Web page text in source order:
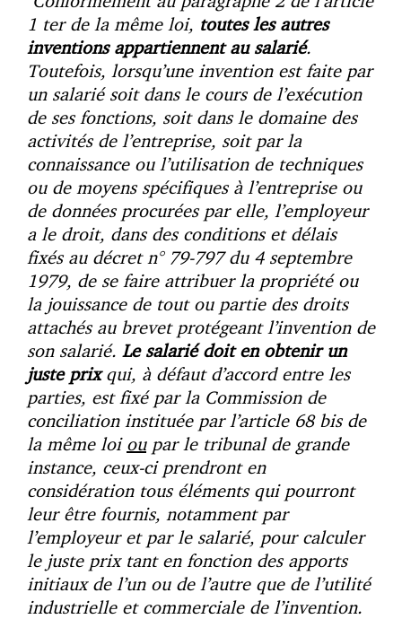
1 ter de la même loi, toutes les autres
inventions appartiennent au salarié.
Toutefois, lorsqu’une invention est faite par
un salarié soit dans le cours de l’exécution
de ses fonctions, soit dans le domaine des
activités de l’entreprise, soit par la
connaissance ou l’utilisation de techniques
ou de moyens spécifiques à l’entreprise ou
de données procurées par elle, l’employeur
a le droit, dans des conditions et délais
fixés au décret n° 79-797 du 4 septembre
1979, de se faire attribuer la propriété ou
la jouissance de tout ou partie des droits
attachés au brevet protégeant l’invention de
son salarié. Le salarié doit en obtenir un
juste prixqui, à défaut d’accord entre les
parties, est fixé par la Commission de
conciliation instituée par l’article 68 bis de
la même loi oupar le tribunal de grande
instance, ceux-ci prendront en
considération tous éléments qui pourront
leur être fournis, notamment par
l’employeur et par le salarié, pour calculer
le juste prix tant en fonction des apports
initiaux de l’un ou de l’autre que de l’utilité
industrielle et commerciale de l’invention.